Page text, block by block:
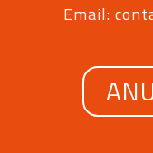
Email: